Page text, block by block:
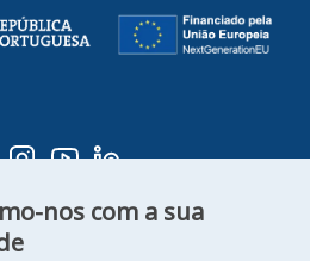
nos com a sua